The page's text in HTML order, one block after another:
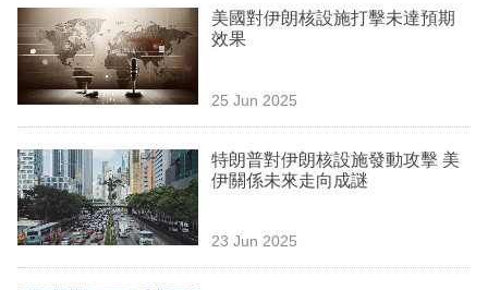
樓
市
理
商
業
科
技
美國對伊朗核設施打擊未達預期
效果
25 Jun 2025
特朗普對伊朗核設施發動攻擊 美
伊關係未來走向成謎
23 Jun 2025